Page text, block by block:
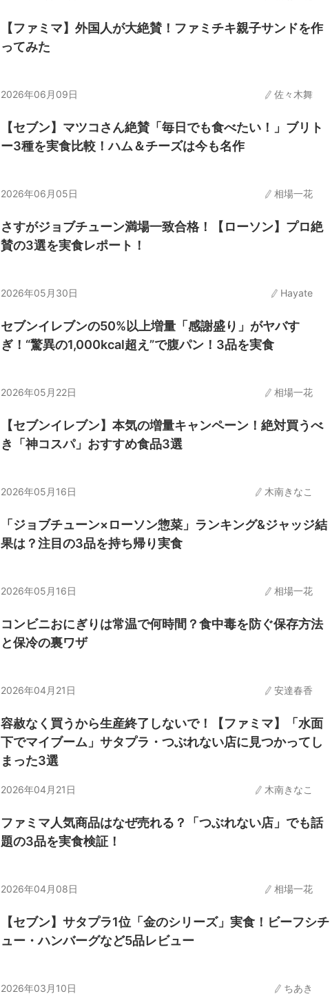
【ファミマ】外国人が大絶賛！ファミチキ親子サンドを作
ってみた
2026年06月09日 佐々木舞
【セブン】マツコさん絶賛「毎日でも食べたい！」ブリト
ー3種を実食比較！ハム＆チーズは今も名作
2026年06月05日 相場一花
さすがジョブチューン満場一致合格！【ローソン】プロ絶
賛の3選を実食レポート！
2026年05月30日 Hayate
セブンイレブンの50%以上増量「感謝盛り」がヤバす
ぎ！“驚異の1,000kcal超え”で腹パン！3品を実食
2026年05月22日 相場一花
【セブンイレブン】本気の増量キャンペーン！絶対買うべ
き「神コスパ」おすすめ食品3選
2026年05月16日 木南きなこ
「ジョブチューン×ローソン惣菜」ランキング&ジャッジ結
果は？注目の3品を持ち帰り実食
2026年05月16日 相場一花
コンビニおにぎりは常温で何時間？食中毒を防ぐ保存方法
と保冷の裏ワザ
2026年04月21日 安達春香
容赦なく買うから生産終了しないで！【ファミマ】「水面
下でマイブーム」サタプラ・つぶれない店に見つかってし
まった3選
2026年04月21日 木南きなこ
ファミマ人気商品はなぜ売れる？「つぶれない店」でも話
題の3品を実食検証！
2026年04月08日 相場一花
【セブン】サタプラ1位「金のシリーズ」実食！ビーフシチ
ュー・ハンバーグなど5品レビュー
2026年03月10日 ちあき